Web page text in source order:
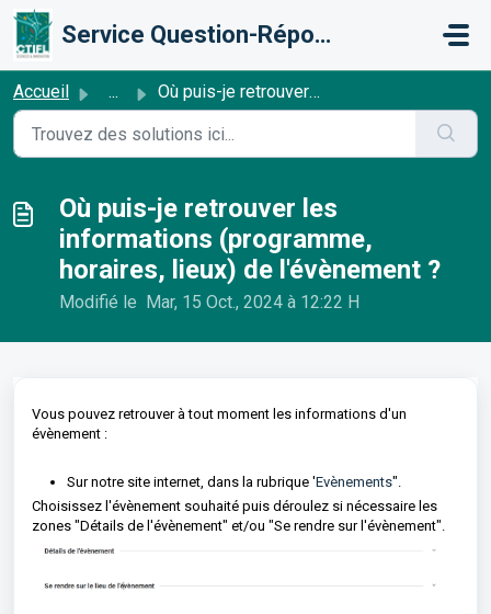
Passer au contenu principal
Service Question-Réponse
Accueil ... Où puis-je retrouver les informations (programme, horaire...
Où puis-je retrouver les
informations (programme,
horaires, lieux) de l'évènement ?
Modifié le Mar, 15 Oct., 2024 à 12:22 H
Vous pouvez retrouver à tout moment les informations d'un
évènement :
Sur notre site internet, dans la rubrique 'Evènements".
Choisissez l'évènement souhaité puis déroulez si nécessaire les
zones "Détails de l'évènement" et/ou "Se rendre sur l'évènement".